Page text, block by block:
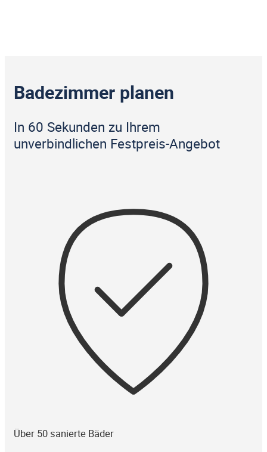
Badezimmer planen
In 60 Sekunden zu Ihrem
unverbindlichen Festpreis-Angebot
Über 50 sanierte Bäder